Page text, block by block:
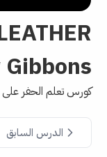
Gibbons
كورس تعلم الحفر على
الدرس السابق